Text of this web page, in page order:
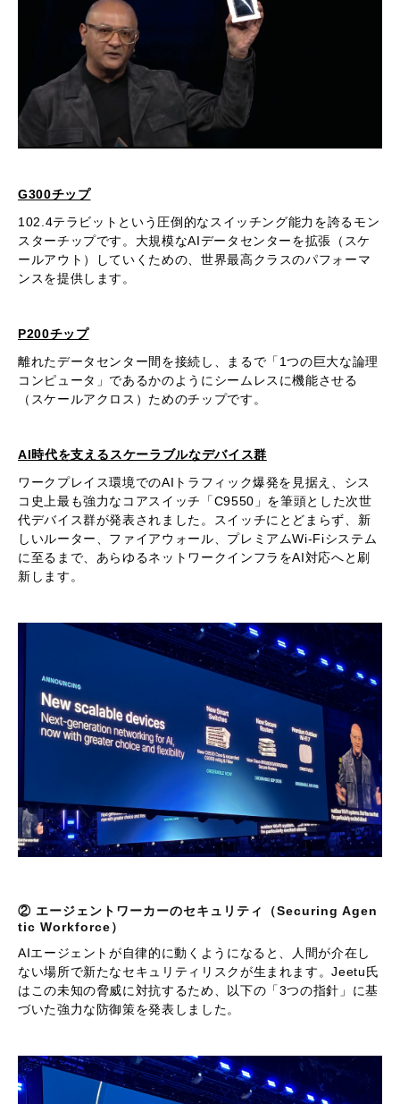
G300チップ
102.4テラビットという圧倒的なスイッチング能力を誇るモン
スターチップです。大規模なAIデータセンターを拡張（スケ
ールアウト）していくための、世界最高クラスのパフォーマ
ンスを提供します。
P200チップ
離れたデータセンター間を接続し、まるで「1つの巨大な論理
コンピュータ」であるかのようにシームレスに機能させる
（スケールアクロス）ためのチップです。
AI時代を支えるスケーラブルなデバイス群
ワークプレイス環境でのAIトラフィック爆発を見据え、シス
コ史上最も強力なコアスイッチ「C9550」を筆頭とした次世
代デバイス群が発表されました。スイッチにとどまらず、新
しいルーター、ファイアウォール、プレミアムWi-Fiシステム
に至るまで、あらゆるネットワークインフラをAI対応へと刷
新します。
② エージェントワーカーのセキュリティ（Securing Agen
tic Workforce）
AIエージェントが自律的に動くようになると、人間が介在し
ない場所で新たなセキュリティリスクが生まれます。Jeetu氏
はこの未知の脅威に対抗するため、以下の「3つの指針」に基
づいた強力な防御策を発表しました。